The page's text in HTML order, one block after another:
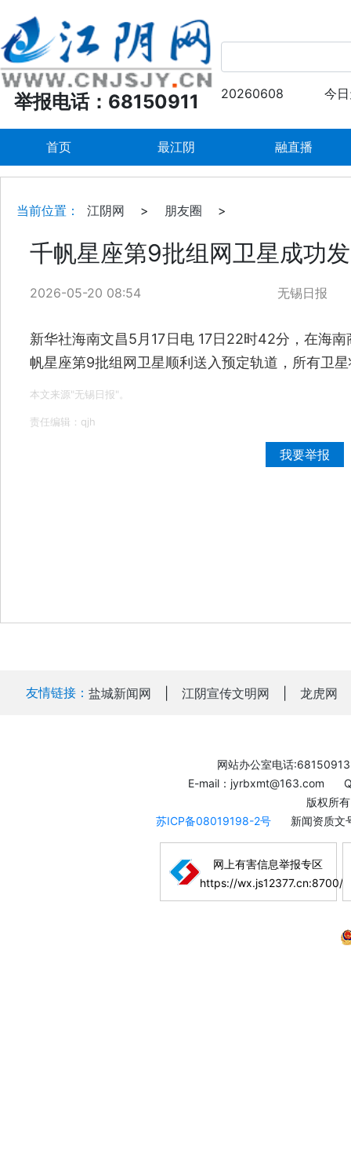
举报电话：68150911 20260608 今
首页 最江阴 融直播
当前位置： 江阴网 > 朋友圈 >
千帆星座第9批组网卫星成功
2026-05-20 08:54 无锡日报
新华社海南文昌5月17日电 17日22时42分，在海
帆星座第9批组网卫星顺利送入预定轨道，所有卫
本文来源"无锡日报"。
责任编辑：qjh
我要举报
友情链接： 盐城新闻网 江阴宣传文明网 龙虎网
网站办公室电话:68150913
E-mail：jyrbxmt@163.com
版权所
苏ICP备08019198-2号
新闻资质
网上有害信息举报专区
https://wx.js12377.cn:8700/